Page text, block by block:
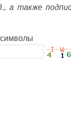
а также